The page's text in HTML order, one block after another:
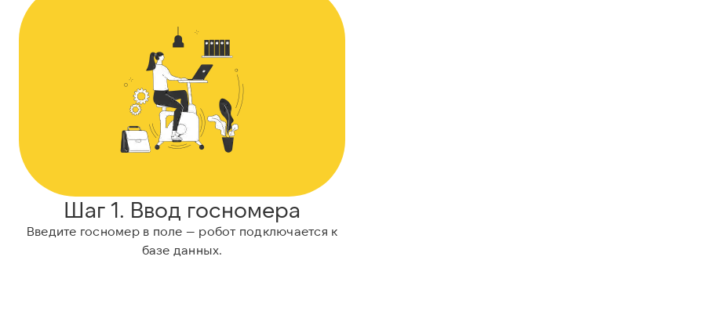
Шаг 1. Ввод госномера
Введите госномер в поле — робот подключается к
базе данных.